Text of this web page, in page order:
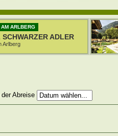
ARLBERG
SCHWARZER ADLER
Arlberg
Abreise